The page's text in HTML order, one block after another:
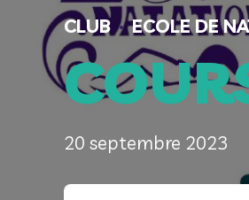
CLUB ECOLE DE
20 septembre 2023